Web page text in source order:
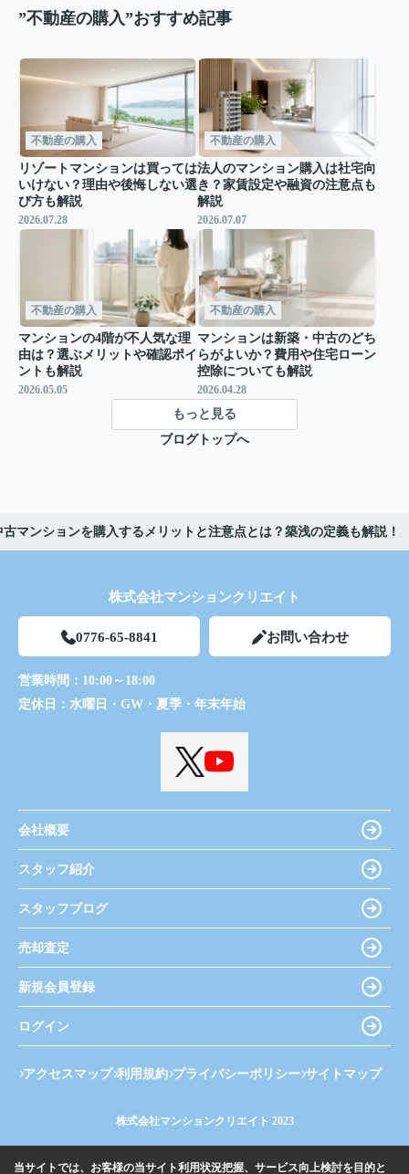
”不動産の購入”おすすめ記事
不動産の購入
リゾートマンションは買っては
いけない？理由や後悔しない選
び方も解説
2026.07.28
不動産の購入
法人のマンション購入は社宅向
き？家賃設定や融資の注意点も
解説
2026.07.07
不動産の購入
マンションの4階が不人気な理
由は？選ぶメリットや確認ポイ
ントも解説
2026.05.05
不動産の購入
マンションは新築・中古のどち
らがよいか？費用や住宅ローン
控除についても解説
2026.04.28
もっと見る
ブログトップへ
古マンションを購入するメリットと注意点とは？築浅の定義も解説！
株式会社マンションクリエイト
0776-65-8841 お問い合わせ
営業時間： 10:00～18:00
定休日： 水曜日・GW・夏季・年末年始
会社概要
スタッフ紹介
スタッフブログ
売却査定
新規会員登録
ログイン
アクセスマップ 利用規約 プライバシーポリシー サイトマップ
株式会社マンションクリエイト 2023
当サイトでは、お客様の当サイト利用状況把握、サービス向上検討を目的と